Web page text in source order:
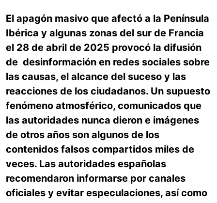
El apagón masivo que afectó a la Península
Ibérica y algunas zonas del sur de Francia
el 28 de abril de 2025 provocó la difusión
de desinformación en redes sociales sobre
las causas, el alcance del suceso y las
reacciones de los ciudadanos. Un supuesto
fenómeno atmosférico, comunicados que
las autoridades nunca dieron e imágenes
de otros años son algunos de los
contenidos falsos compartidos miles de
veces. Las autoridades españolas
recomendaron informarse por canales
oficiales y evitar especulaciones, así como